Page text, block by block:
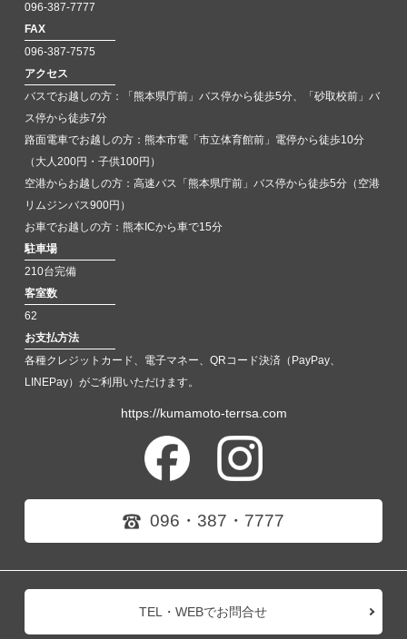
096-387-7777
FAX
096-387-7575
アクセス
バスでお越しの方：「熊本県庁前」バス停から徒歩5分、「砂取校前」バ
ス停から徒歩7分
路面電車でお越しの方：熊本市電「市立体育館前」電停から徒歩10分
（大人200円・子供100円）
空港からお越しの方：高速バス「熊本県庁前」バス停から徒歩5分（空港
リムジンバス900円）
お車でお越しの方：熊本ICから車で15分
駐車場
210台完備
客室数
62
お支払方法
各種クレジットカード、電子マネー、QRコード決済（PayPay、
LINEPay）がご利用いただけます。
https://kumamoto-terrsa.com
096・387・7777
TEL・WEBでお問合せ